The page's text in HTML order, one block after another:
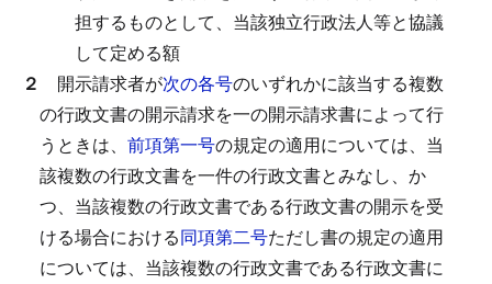
担するものとして、当該独立行政法人等と協議
して定める額
２ 開示請求者が次の各号のいずれかに該当する複数
の行政文書の開示請求を一の開示請求書によって行
うときは、 前項第一号の規定の適用については、当
該複数の行政文書を一件の行政文書とみなし、か
つ、当該複数の行政文書である行政文書の開示を受
ける場合における同項第二号ただし書の規定の適用
については、当該複数の行政文書である行政文書に